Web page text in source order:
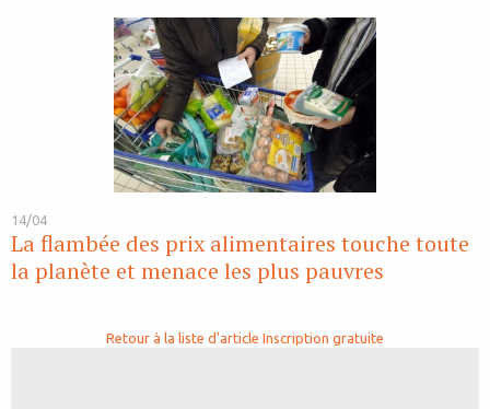
14/04
La flambée des prix alimentaires touche toute
la planète et menace les plus pauvres
Retour à la liste d'article Inscription gratuite